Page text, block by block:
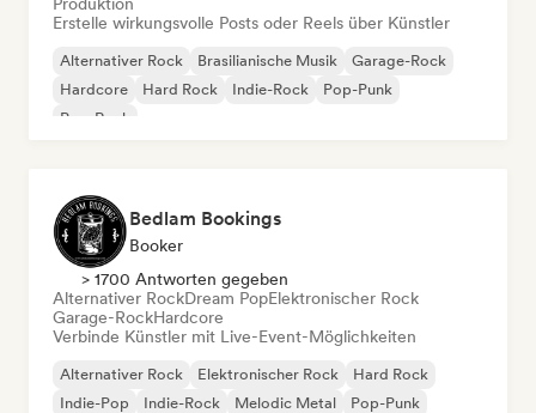
Erstelle wirkungsvolle Posts oder Reels über Künstler
Alternativer Rock Brasilianische Musik
Garage-Rock
Hardcore
Hard Rock Indie-Rock
Pop-Punk
Pop-Rock
Bedlam Bookings
Booker
> 1700 Antworten gegeben
Alternativer RockDream PopElektronischer Rock
Garage-RockHardcore
Verbinde Künstler mit Live-Event-Möglichkeiten
Alternativer Rock Elektronischer Rock
Hard Rock
Indie-Pop
Indie-Rock Melodic Metal
Pop-Punk